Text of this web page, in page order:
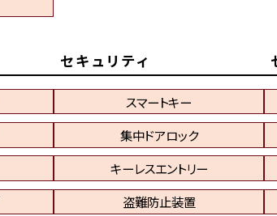
セキュリティ
スマートキー
集中ドアロック
キーレスエントリー
盗難防止装置